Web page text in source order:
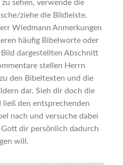
sehen, verwende die
ziehe die Bildleiste.
Wiedmann Anmerkungen
häufig Bibelworte oder
dargestellten Abschnitt
stellen Herrn
den Bibeltexten und die
dar. Sieh dir doch die
ließ den entsprechenden
nach und versuche dabei
dir persönlich dadurch
will.